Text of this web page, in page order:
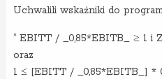
Uchwalili wskaźniki do
” EBITT / _0,85*EBITB_ ≥ 1 i
oraz
1 ≤ [EBITT / _0,85*EBITB_] *